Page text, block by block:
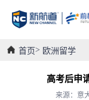
首页 欧洲留学
高考后申
来源：意